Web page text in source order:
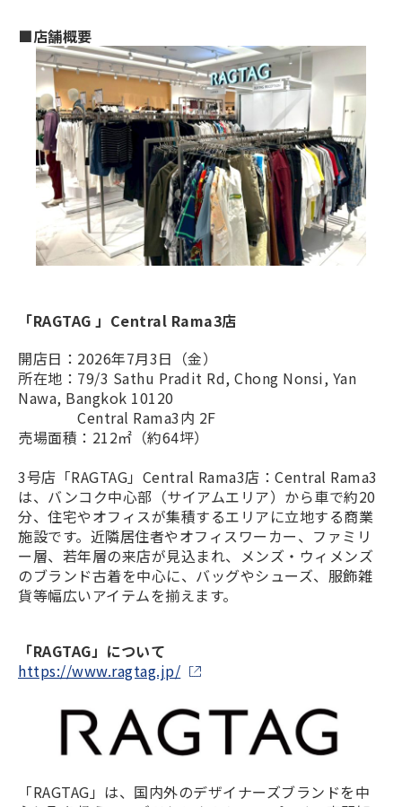
■店舗概要
「RAGTAG 」Central Rama3店
開店日：2026年7月3日（金）
所在地：79/3 Sathu Pradit Rd, Chong Nonsi, Yan
Nawa, Bangkok 10120
Central Rama3内 2F
売場面積：212㎡（約64坪）
3号店「RAGTAG」Central Rama3店：Central Rama3
は、バンコク中心部（サイアムエリア）から車で約20
分、住宅やオフィスが集積するエリアに立地する商業
施設です。近隣居住者やオフィスワーカー、ファミリ
ー層、若年層の来店が見込まれ、メンズ・ウィメンズ
のブランド古着を中心に、バッグやシューズ、服飾雑
貨等幅広いアイテムを揃えます。
「RAGTAG」について
https://www.ragtag.jp/
「RAGTAG」は、国内外のデザイナーズブランドを中